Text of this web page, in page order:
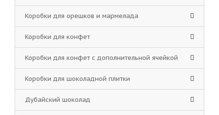
Коробки для орешков и мармелада
Коробки для конфет
Коробки для конфет с дополнительной ячейкой
Коробки для шоколадной плитки
Дубайский шоколад